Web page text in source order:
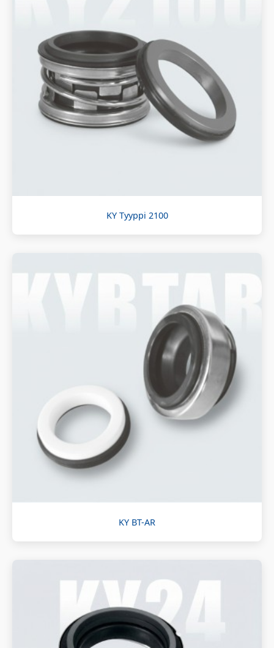
KY Tyyppi 2100
KY BT-AR